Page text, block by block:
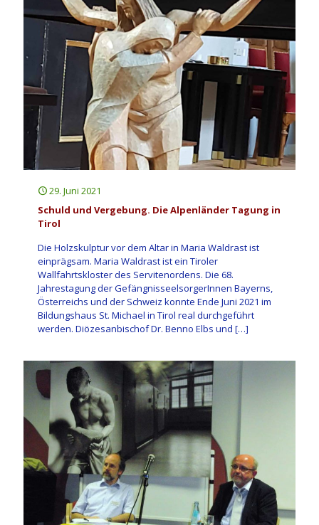
29. Juni 2021
Schuld und Vergebung. Die Alpenländer Tagung in
Tirol
Die Holzskulptur vor dem Altar in Maria Waldrast ist
einprägsam. Maria Waldrast ist ein Tiroler
Wallfahrtskloster des Servitenordens. Die 68.
Jahrestagung der GefängnisseelsorgerInnen Bayerns,
Österreichs und der Schweiz konnte Ende Juni 2021 im
Bildungshaus St. Michael in Tirol real durchgeführt
werden. Diözesanbischof Dr. Benno Elbs und […]